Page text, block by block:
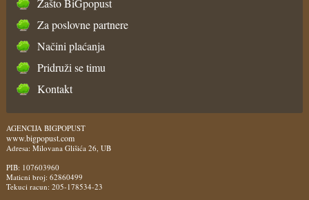
Zašto BiGpopust
Za poslovne partnere
Načini plaćanja
Pridruži se timu
Kontakt
AGENCIJA BIGPOPUST
www.bigpopust.com
Adresa: Milovana Glišića 26, UB
PIB: 107603960
Maticni broj: 62860499
Tekuci racun: 205-178534-23